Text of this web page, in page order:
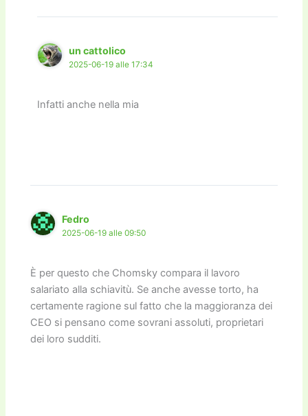
un cattolico
2025-06-19 alle 17:34
Infatti anche nella mia
Fedro
2025-06-19 alle 09:50
È per questo che Chomsky compara il lavoro
salariato alla schiavitù. Se anche avesse torto, ha
certamente ragione sul fatto che la maggioranza dei
CEO si pensano come sovrani assoluti, proprietari
dei loro sudditi.